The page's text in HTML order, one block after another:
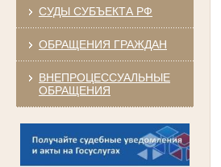
СУДЫ СУБЪЕКТА РФ
ОБРАЩЕНИЯ ГРАЖДАН
ВНЕПРОЦЕССУАЛЬНЫЕ
ОБРАЩЕНИЯ